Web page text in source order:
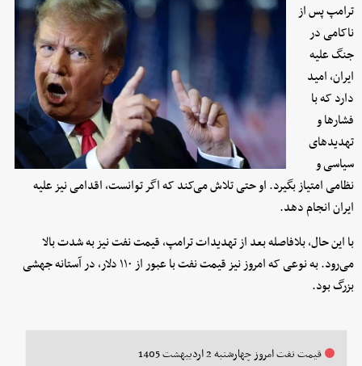
ترامپ پس از
ناکامی در
جنگ علیه
ایران، امید
دارد که با
فشارها و
تهدیدهای
سیاسی و
نظامی امتیاز بگیرد. او حتی تلاش می‌کند که اگر توانست، اقدامی نیز علیه
ایران انجام دهد.
با این حال، بلافاصله بعد از تهدیدات ترامپ، قیمت نفت نیز به شدت بالا
می‌رود. به نوعی که امروز نیز قیمت نفت با عبور از ۱۱۰ دلار، در آستانه جهشی
بزرگ‌ بود.
قیمت نفت امروز چهارشنبه 2 اردیبهشت 1405